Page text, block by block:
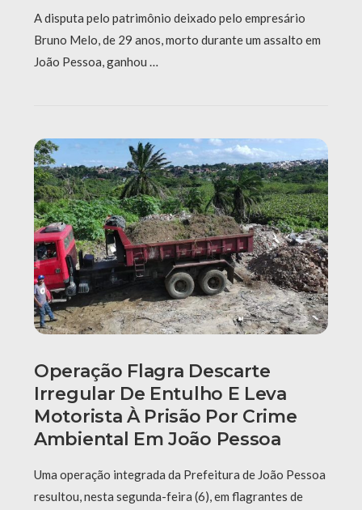
A disputa pelo patrimônio deixado pelo empresário
Bruno Melo, de 29 anos, morto durante um assalto em
João Pessoa, ganhou …
Operação Flagra Descarte
Irregular De Entulho E Leva
Motorista À Prisão Por Crime
Ambiental Em João Pessoa
Uma operação integrada da Prefeitura de João Pessoa
resultou, nesta segunda-feira (6), em flagrantes de